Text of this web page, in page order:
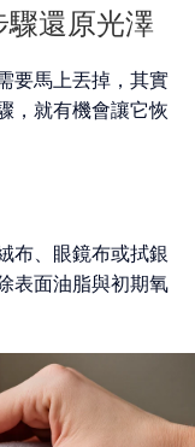
還原光澤
要馬上丟掉，其實
，就有機會讓它恢
布、眼鏡布或拭銀
表面油脂與初期氧